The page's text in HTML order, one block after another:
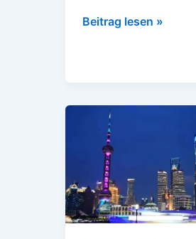
Beitrag lesen »
ARBEITSVISUM
CHINA:
ANFORDERUNGEN,
BEARBEITUNGSZEIT
UND
BEWERBUNGstipps